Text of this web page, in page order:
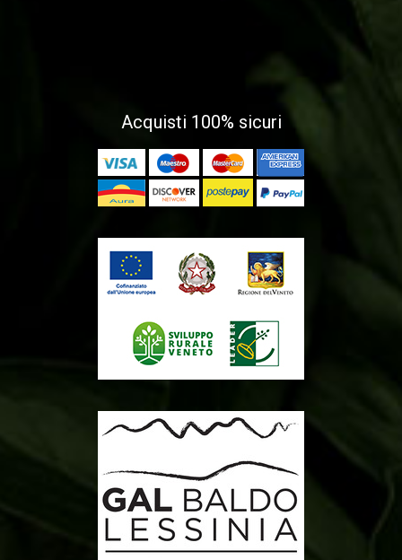
Acquisti 100% sicuri